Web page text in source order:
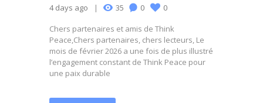
4 days ago 35 0 0
Chers partenaires et amis de Think
Peace,Chers partenaires, chers lecteurs, Le
mois de février 2026 a une fois de plus illustré
l’engagement constant de Think Peace pour
une paix durable